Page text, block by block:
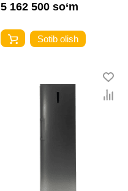
5 162 500 so‘m
Sotib olish